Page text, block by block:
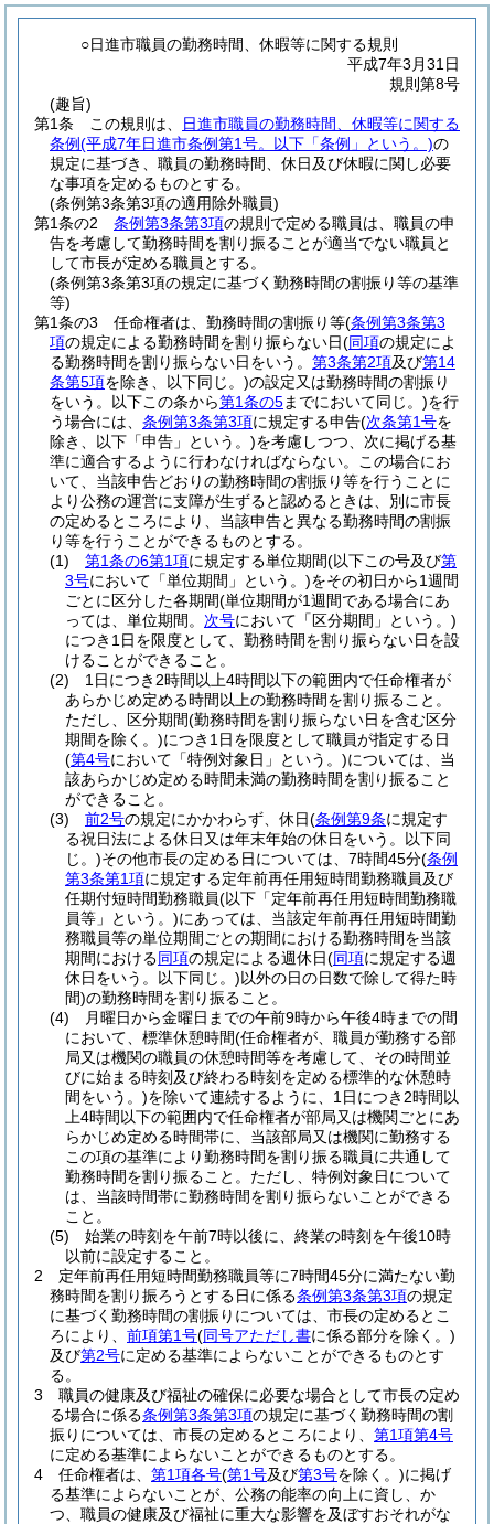
○日進市職員の勤務時間、休暇等に関する規則
平成7年3月31日
規則第8号
(趣旨)
第1条
この規則は、
日進市職員の勤務時間、休暇等に関する
条例(平成7年日進市条例第1号。以下「条例」という。)の
規定に基づき、職員の勤務時間、休日及び休暇に関し必要
な事項を定めるものとする。
(条例第3条第3項の適用除外職員)
第1条の2
条例第3条第3項の規則で定める職員は、職員の申
告を考慮して勤務時間を割り振ることが適当でない職員と
して市長が定める職員とする。
(条例第3条第3項の規定に基づく勤務時間の割振り等の基準
等)
第1条の3
任命権者は、勤務時間の割振り等(条例第3条第3
項の規定による勤務時間を割り振らない日(同項の規定によ
る勤務時間を割り振らない日をいう。 第3条第2項及び第14
条第5項を除き、以下同じ。)の設定又は勤務時間の割振り
をいう。以下この条から第1条の5までにおいて同じ。)を行
う場合には、 条例第3条第3項に規定する申告(次条第1号を
除き、以下「申告」という。)を考慮しつつ、次に掲げる基
準に適合するように行わなければならない。
この場合にお
いて、当該申告どおりの勤務時間の割振り等を行うことに
より公務の運営に支障が生ずると認めるときは、別に市長
の定めるところにより、当該申告と異なる勤務時間の割振
り等を行うことができるものとする。
(1)
第1条の6第1項に規定する単位期間(以下この号及び第
3号において「単位期間」という。)をその初日から1週間
ごとに区分した各期間(単位期間が1週間である場合にあ
っては、単位期間。 次号において「区分期間」という。)
につき1日を限度として、勤務時間を割り振らない日を設
けることができること。
(2)
1日につき2時間以上4時間以下の範囲内で任命権者が
あらかじめ定める時間以上の勤務時間を割り振ること。
ただし、区分期間(勤務時間を割り振らない日を含む区分
期間を除く。)につき1日を限度として職員が指定する日
(第4号において「特例対象日」という。)については、当
該あらかじめ定める時間未満の勤務時間を割り振ること
ができること。
(3)
前2号の規定にかかわらず、休日(条例第9条に規定す
る祝日法による休日又は年末年始の休日をいう。以下同
じ。)その他市長の定める日については、7時間45分(条例
第3条第1項に規定する定年前再任用短時間勤務職員及び
任期付短時間勤務職員(以下「定年前再任用短時間勤務職
員等」という。)にあっては、当該定年前再任用短時間勤
務職員等の単位期間ごとの期間における勤務時間を当該
期間における同項の規定による週休日(同項に規定する週
休日をいう。以下同じ。)以外の日の日数で除して得た時
間)の勤務時間を割り振ること。
(4)
月曜日から金曜日までの午前9時から午後4時までの間
において、標準休憩時間(任命権者が、職員が勤務する部
局又は機関の職員の休憩時間等を考慮して、その時間並
びに始まる時刻及び終わる時刻を定める標準的な休憩時
間をいう。)を除いて連続するように、1日につき2時間以
上4時間以下の範囲内で任命権者が部局又は機関ごとにあ
らかじめ定める時間帯に、当該部局又は機関に勤務する
この項の基準により勤務時間を割り振る職員に共通して
勤務時間を割り振ること。 ただし、特例対象日について
は、当該時間帯に勤務時間を割り振らないことができる
こと。
(5)
始業の時刻を午前7時以後に、終業の時刻を午後10時
以前に設定すること。
2
定年前再任用短時間勤務職員等に7時間45分に満たない勤
務時間を割り振ろうとする日に係る条例第3条第3項の規定
に基づく勤務時間の割振りについては、市長の定めるとこ
ろにより、 前項第1号(同号アただし書に係る部分を除く。)
及び第2号に定める基準によらないことができるものとす
る。
3
職員の健康及び福祉の確保に必要な場合として市長の定め
る場合に係る条例第3条第3項の規定に基づく勤務時間の割
振りについては、市長の定めるところにより、 第1項第4号
に定める基準によらないことができるものとする。
4
任命権者は、 第1項各号(第1号及び第3号を除く。)に掲げ
る基準によらないことが、公務の能率の向上に資し、か
つ、職員の健康及び福祉に重大な影響を及ぼすおそれがな